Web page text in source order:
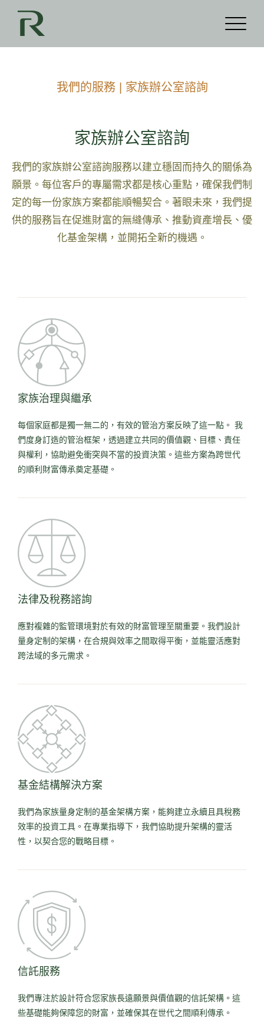
我們的服務 | 家族辦公室諮詢
家族辦公室諮詢
我們的家族辦公室諮詢服務以建立穩固而持久的關係為
願景。每位客戶的專屬需求都是核心重點，確保我們制
定的每一份家族方案都能順暢契合。著眼未來，我們提
供的服務旨在促進財富的無縫傳承、推動資產增長、優
化基金架構，並開拓全新的機遇。
家族治理與繼承
每個家庭都是獨一無二的，有效的管治方案反映了這一點。 我
們度身訂造的管治框架，透過建立共同的價值觀、目標、責任
與權利，協助避免衝突與不當的投資決策。這些方案為跨世代
的順利財富傳承奠定基礎。
法律及稅務諮詢
應對複雜的監管環境對於有效的財富管理至關重要。我們設計
量身定制的架構，在合規與效率之間取得平衡，並能靈活應對
跨法域的多元需求。
基金結構解決方案
我們為家族量身定制的基金架構方案，能夠建立永續且具稅務
效率的投資工具。在專業指導下，我們協助提升架構的靈活
性，以契合您的戰略目標。
信託服務
我們專注於設計符合您家族長遠願景與價值觀的信託架構。這
些基礎能夠保障您的財富，並確保其在世代之間順利傳承。